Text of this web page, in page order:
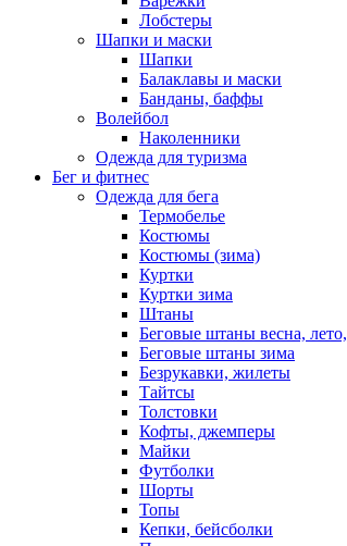
Лобстеры
Шапки и маски
Шапки
Балаклавы и маски
Банданы, баффы
Волейбол
Наколенники
Одежда для туризма
Бег и фитнес
Одежда для бега
Термобелье
Костюмы
Костюмы (зима)
Куртки
Куртки зима
Штаны
Беговые штаны весна,
Беговые штаны зима
Безрукавки, жилеты
Тайтсы
Толстовки
Кофты, джемперы
Майки
Футболки
Шорты
Топы
Кепки, бейсболки